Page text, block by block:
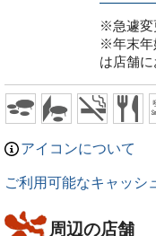
※急遽変
※年末年
は店舗に
アイコンについて
ご利用可能なキャッシ
周辺の店舗